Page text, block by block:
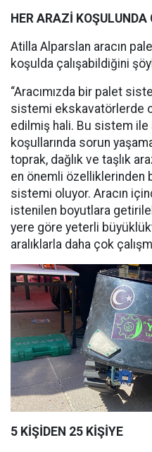
HER ARAZİ KOŞULUNDA
Atilla Alparslan aracın
koşulda çalışabildiğini
“Aracımızda bir palet
sistemi ekskavatörlerde
edilmiş hali. Bu sistem ile
koşullarında sorun
toprak, dağlık ve taşlık
en önemli özelliklerinden
sistemi oluyor. Aracın
istenilen boyutlara
yere göre yeterli
aralıklarla daha çok
5 KİŞİDEN 25 KİŞİYE